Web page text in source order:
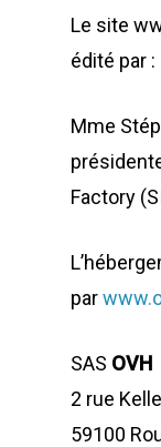
Le site
édité par :
Mme
Factory
par
SAS OVH
2 rue
59100